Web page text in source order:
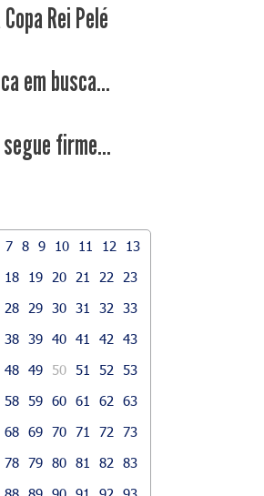
Rei Pelé
em busca...
firme...
7 8 9 10 11 12
13
18 19 20 21 22
23
28 29 30 31 32
33
38 39 40 41 42
43
48 49 50 51 52
53
58 59 60 61 62
63
68 69 70 71 72
73
78 79 80 81 82
83